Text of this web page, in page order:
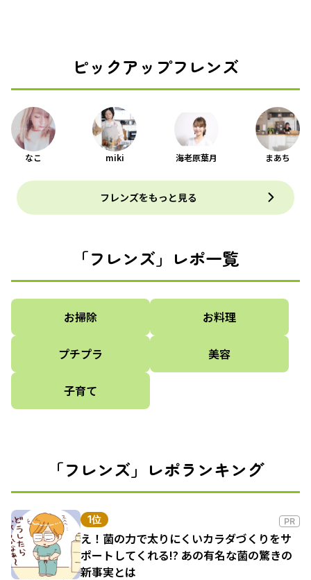
ピックアップフレンズ
なこ miki 海老原葉月 まあち
フレンズをもっと見る
「フレンズ」レポ一覧
お掃除 お料理
プチプラ 美容
子育て
「フレンズ」レポランキング
1位 PR
え！菌の力で太りにくいカラダづくりをサ
ポートしてくれる!? あの有名な菌の驚きの
新事実とは